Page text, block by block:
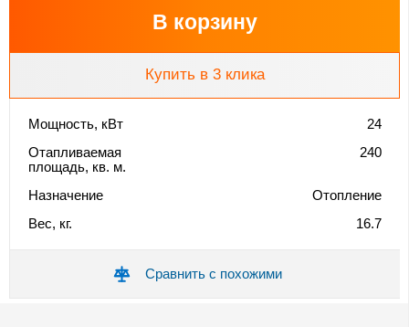
В корзину
Купить в 3 клика
Мощность, кВт
24
Отапливаемая
площадь, кв. м.
240
Назначение
Отопление
Вес, кг.
16.7
Сравнить с похожими